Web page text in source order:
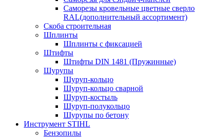
Саморезы кровельные цветные сверло
RAL(дополнительный ассортимент)
Скоба строительная
Шплинты
Шплинты с фиксацией
Штифты
Штифты DIN 1481 (Пружинные)
Шурупы
Шуруп-кольцо
Шуруп-кольцо сварной
Шуруп-костыль
Шуруп-полукольцо
Шурупы по бетону
Инструмент STIHL
Бензопилы